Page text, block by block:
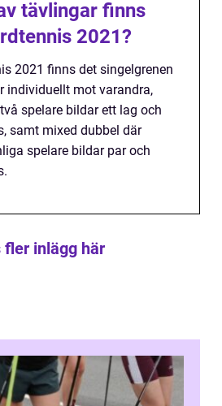
tävlingar finns
2021?
2021 finns det singelgrenen
individuellt mot varandra,
spelare bildar ett lag och
samt mixed dubbel där
spelare bildar par och
fler inlägg här